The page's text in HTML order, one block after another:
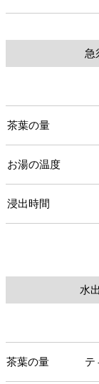
急
茶葉の量
お湯の温度
浸出時間
水
茶葉の量 テ